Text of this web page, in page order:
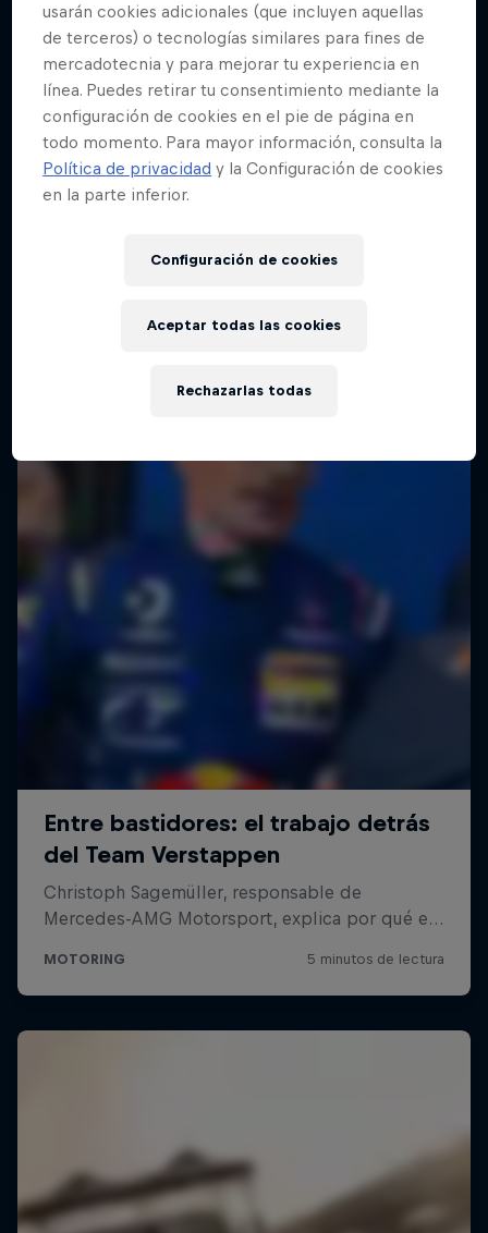
2018 en fotos
usarán cookies adicionales (que incluyen aquellas
de terceros) o tecnologías similares para fines de
mercadotecnia y para mejorar tu experiencia en
línea. Puedes retirar tu consentimiento mediante la
configuración de cookies en el pie de página en
todo momento. Para mayor información, consulta la
Política de privacidad y la Configuración de cookies
en la parte inferior.
Configuración de cookies
Rechazarlas todas
Aceptar todas las cookies